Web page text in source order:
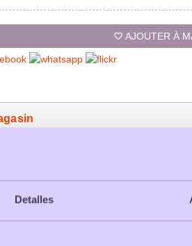
Detalles
favorite_border AJOUTER À
Vendeur depuis